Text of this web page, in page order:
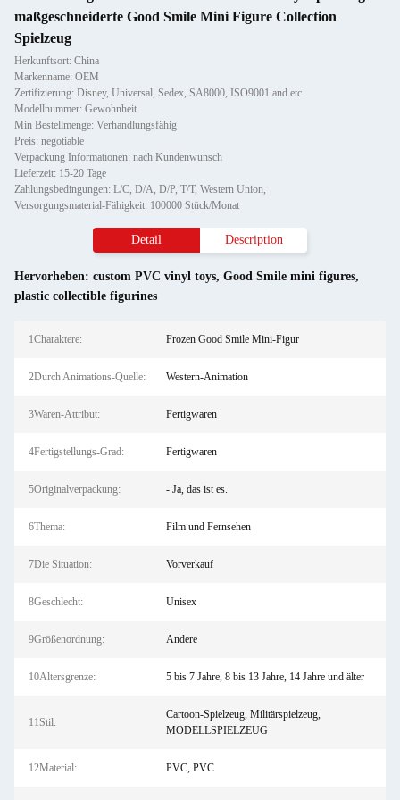
maßgeschneiderte Good Smile Mini Figure Collection
Spielzeug
Herkunftsort: China
Markenname: OEM
Zertifizierung: Disney, Universal, Sedex, SA8000, ISO9001 and etc
Modellnummer: Gewohnheit
Min Bestellmenge: Verhandlungsfähig
Preis: negotiable
Verpackung Informationen: nach Kundenwunsch
Lieferzeit: 15-20 Tage
Zahlungsbedingungen: L/C, D/A, D/P, T/T, Western Union,
Versorgungsmaterial-Fähigkeit: 100000 Stück/Monat
Detail Description
Hervorheben: custom PVC vinyl toys, Good Smile mini figures,
plastic collectible figurines
1Charaktere: Frozen Good Smile Mini-Figur
2Durch Animations-Quelle: Western-Animation
3Waren-Attribut: Fertigwaren
4Fertigstellungs-Grad: Fertigwaren
5Originalverpackung: - Ja, das ist es.
6Thema: Film und Fernsehen
7Die Situation: Vorverkauf
8Geschlecht: Unisex
9Größenordnung: Andere
10Altersgrenze: 5 bis 7 Jahre, 8 bis 13 Jahre, 14 Jahre und älter
11Stil:
Cartoon-Spielzeug, Militärspielzeug,
MODELLSPIELZEUG
12Material: PVC, PVC